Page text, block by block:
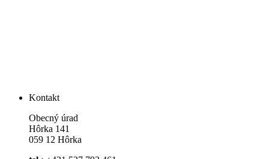
Kontakt
Obecný úrad
Hôrka 141
059 12 Hôrka